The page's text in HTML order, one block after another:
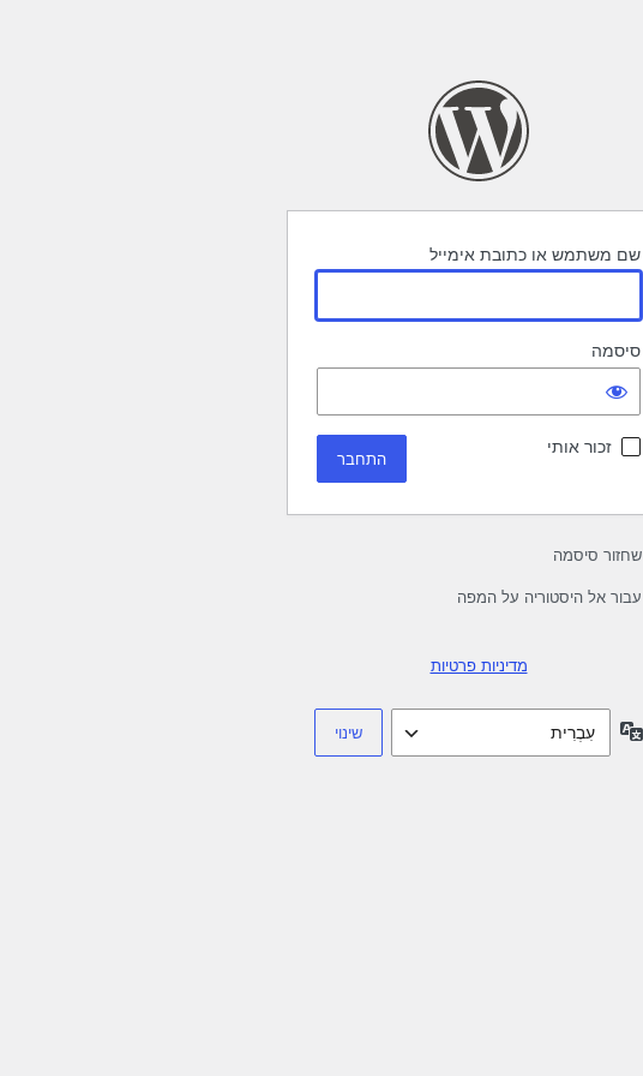
שם משתמש או כתובת אימייל
סיסמה
זכור אותי
שחזור סיסמה
עבור אל היסטוריה על המפה
מדיניות פרטיות
שפה